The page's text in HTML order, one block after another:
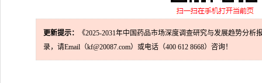
更新提示：
《2025-2031年中国药品市场深度调查研究与发展趋势分析
录，请Email（kf@20087.com）或电话（400 612 8668）咨询！